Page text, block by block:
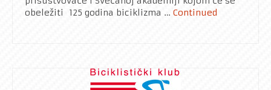
obeležiti 125 godina biciklizma … Continued